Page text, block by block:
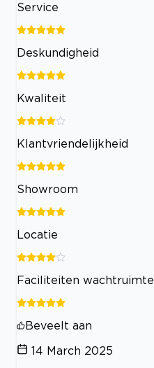
Service
Deskundigheid
Kwaliteit
Klantvriendelijkheid
Showroom
Locatie
Faciliteiten wachtruimte
Beveelt aan
14 March 2025